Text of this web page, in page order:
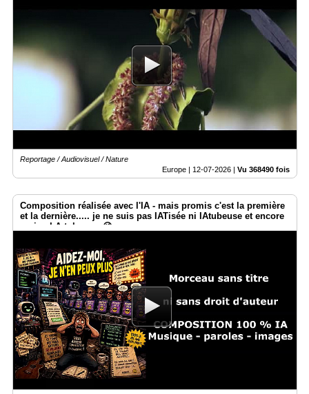
Reportage / Audiovisuel / Nature
Europe | 12-07-2026 | Vu 368490 fois
Composition réalisée avec l'IA - mais promis c'est la première
et la dernière..... je ne suis pas IATisée ni IAtubeuse et encore
moins I.A.tokeuse. 😉